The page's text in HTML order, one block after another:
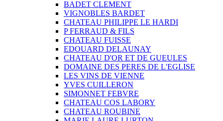
BADET CLEMENT
VIGNOBLES BARDET
CHATEAU PHILIPPE LE HARDI
P FERRAUD & FILS
CHATEAU FUISSE
EDOUARD DELAUNAY
CHATEAU D'OR ET DE GUEULES
DOMAINE DES PERES DE L'EGLISE
LES VINS DE VIENNE
YVES CUILLERON
SIMONNET FEBVRE
CHATEAU COS LABORY
CHATEAU ROUBINE